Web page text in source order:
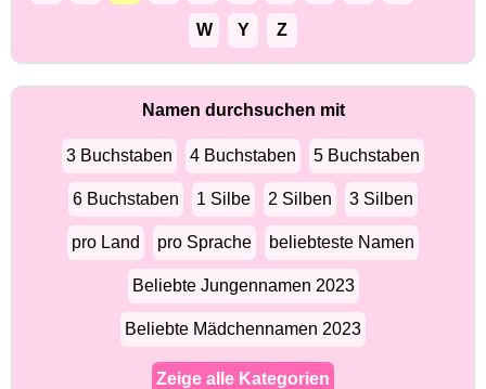
W Y Z
Namen durchsuchen mit
3 Buchstaben 4 Buchstaben 5 Buchstaben
6 Buchstaben 1 Silbe 2 Silben 3 Silben
pro Land pro Sprache beliebteste Namen
Beliebte Jungennamen 2023
Beliebte Mädchennamen 2023
Zeige alle Kategorien